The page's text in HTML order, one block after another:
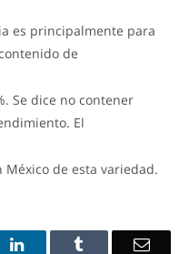
es principalmente para
de
Se dice no contener
El
México de esta variedad.
LinkedIn Email